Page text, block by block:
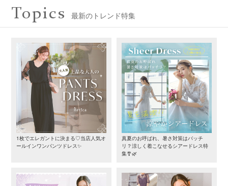
Topics 最新のトレンド特集
1枚でエレガントに決まる♡当店人気オ
ールインワンパンツドレス✨
真夏のお呼ばれ、暑さ対策はバッチ
リ？涼しく着こなせるシアードレス特
集🎐🌿